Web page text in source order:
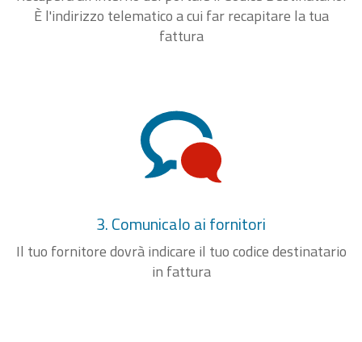
È l'indirizzo telematico a cui far recapitare la tua
fattura
3. Comunicalo ai fornitori
Il tuo fornitore dovrà indicare il tuo codice destinatario
in fattura